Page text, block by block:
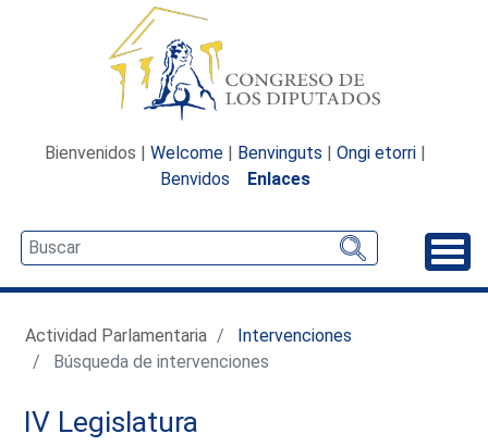
Bienvenidos | Welcome | Benvinguts | Ongi etorri |
Benvidos
Enlaces
Actividad Parlamentaria
Intervenciones
Búsqueda de intervenciones
IV Legislatura